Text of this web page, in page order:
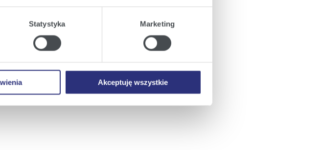
wszystkich rodzajów plików cookie z
plików cookie będziemy umieszczać w Państwa
Statystyka Marketing
Akceptuję wszystkie